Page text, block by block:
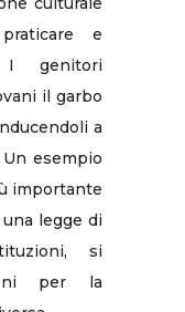
e
I genitori
il garbo
a
esempio
importante
legge di
si
per la